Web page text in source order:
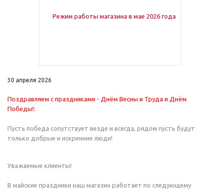
30 апреля 2026
Поздравляем с праздниками - Днём Весны и Труда и Днём
Победы!:
Пусть победа сопутствует везде и всегда, рядом пусть будут
только добрые и искренние люди!
Уважаемые клиенты!
В майские праздники наш магазин работает по следующему